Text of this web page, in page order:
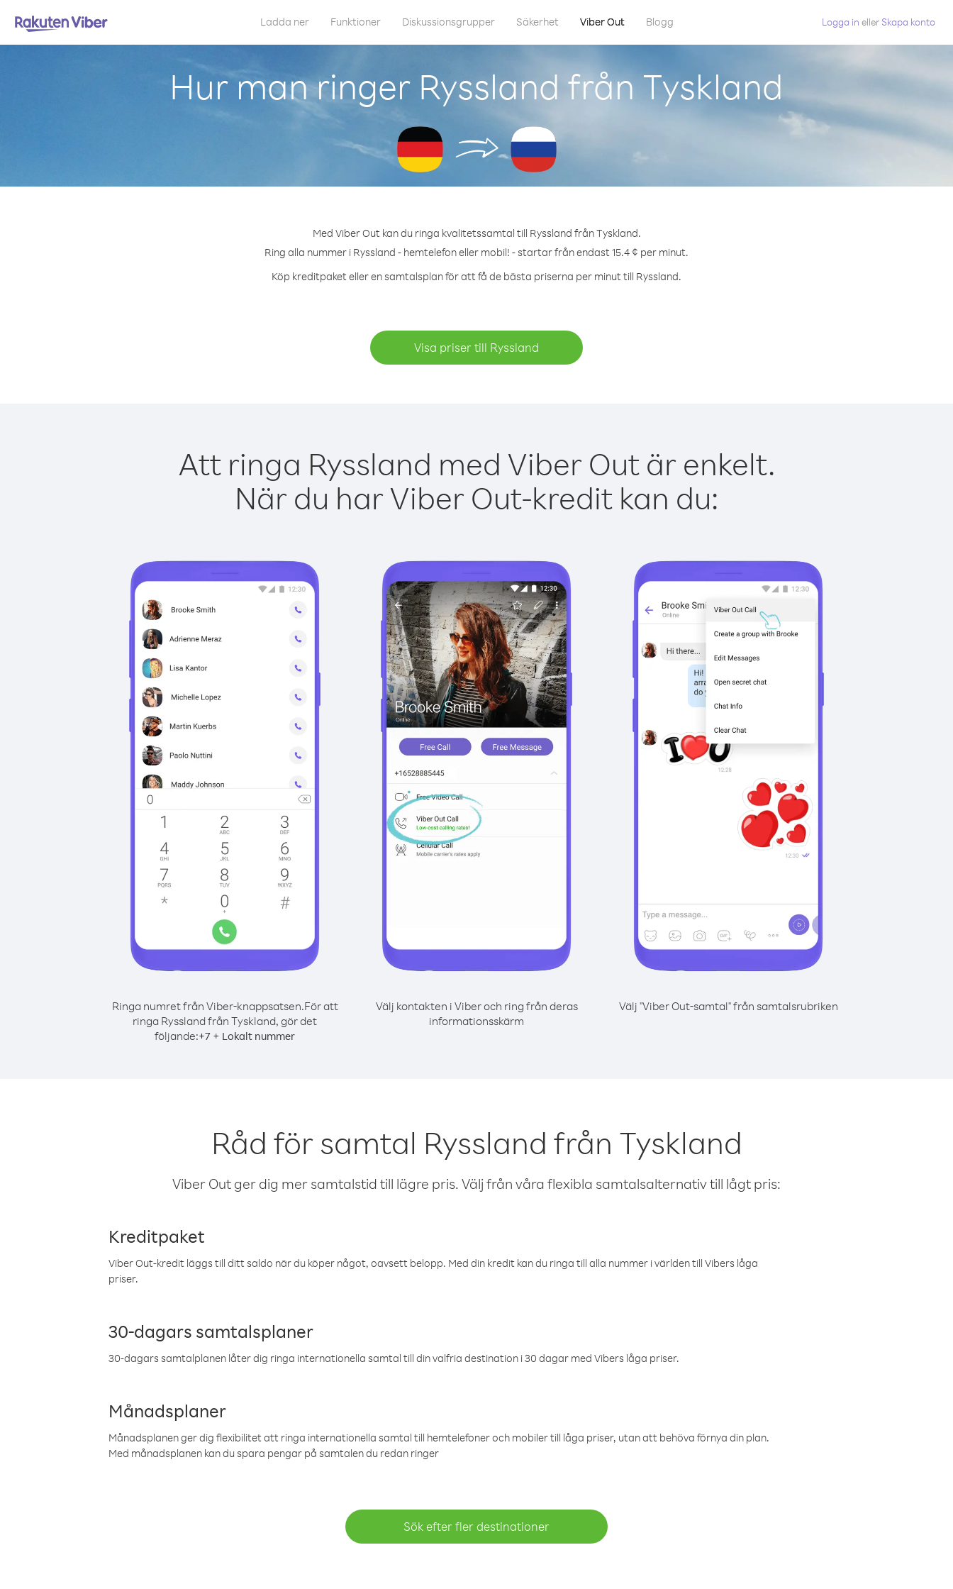
Ladda ner Funktioner Diskussionsgrupper Säkerhet Viber Out Blogg Logga in eller Skapa konto
Hur man ringer Ryssland från Tyskland
Med Viber Out kan du ringa kvalitetssamtal till Ryssland från Tyskland.
Ring alla nummer i Ryssland - hemtelefon eller mobil! - startar från endast 15.4 ¢ per minut.
Köp kreditpaket eller en samtalsplan för att få de bästa priserna per minut till Ryssland.
Visa priser till Ryssland
Att ringa Ryssland med Viber Out är enkelt.
När du har Viber Out-kredit kan du:
Ringa numret från Viber-knappsatsen.För att
ringa Ryssland från Tyskland, gör det
följande:+7 + Lokalt nummer
Välj kontakten i Viber och ring från deras
informationsskärm
Välj "Viber Out-samtal" från samtalsrubriken
Råd för samtal Ryssland från Tyskland
Viber Out ger dig mer samtalstid till lägre pris. Välj från våra flexibla samtalsalternativ till lågt pris:
Kreditpaket
Viber Out-kredit läggs till ditt saldo när du köper något, oavsett belopp. Med din kredit kan du ringa till alla nummer i världen till Vibers låga
priser.
30-dagars samtalsplaner
30-dagars samtalplanen låter dig ringa internationella samtal till din valfria destination i 30 dagar med Vibers låga priser.
Månadsplaner
Månadsplanen ger dig flexibilitet att ringa internationella samtal till hemtelefoner och mobiler till låga priser, utan att behöva förnya din plan.
Med månadsplanen kan du spara pengar på samtalen du redan ringer
Sök efter fler destinationer